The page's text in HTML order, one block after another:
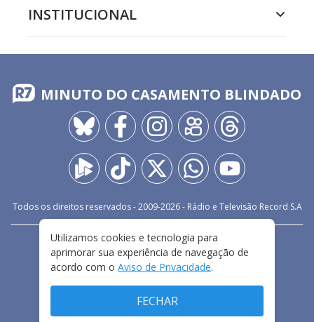
INSTITUCIONAL
MINUTO DO CASAMENTO BLINDADO
Todos os direitos reservados - 2009-2026- Rádio e Televisão Record S.A
FALE CONOSCO
PRIVACIDADE
TERMOS E CONDIÇÕES DE USO
Utilizamos cookies e tecnologia para
aprimorar sua experiência de navegação de
acordo com o Aviso de Privacidade.
FECHAR